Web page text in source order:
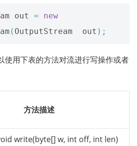
out =
new
( OutputStream out );
使用下表的方法对流进行写操作或者
方法描述
write(byte[] w, int off, int len)